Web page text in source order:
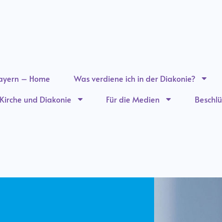
– Home
Was verdiene ich in der Diakonie?
und Diakonie
Für die Medien